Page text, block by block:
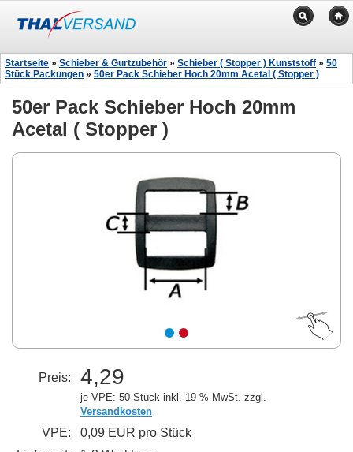
Startseite » Schieber & Gurtzubehör » Schieber ( Stopper ) Kunststoff » 50
Stück Packungen » 50er Pack Schieber Hoch 20mm Acetal ( Stopper )
50er Pack Schieber Hoch 20mm
Acetal ( Stopper )
Preis: 4,29
je VPE: 50 Stück inkl. 19 % MwSt. zzgl.
Versandkosten
VPE:
0,09 EUR pro Stück